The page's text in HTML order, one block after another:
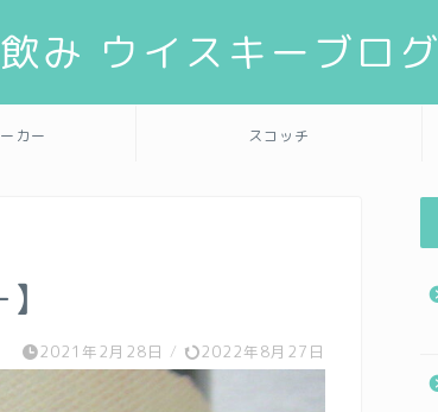
み ウイスキーブログ
カー スコッチ
2021年2月28日 / 2022年8月27日